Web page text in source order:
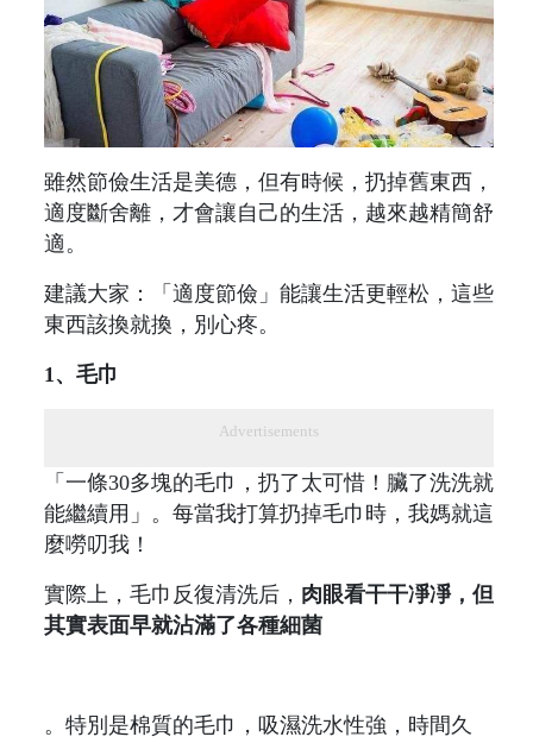
雖然節儉生活是美德，但有時候，扔掉舊東西，
適度斷舍離，才會讓自己的生活，越來越精簡舒
適。
建議大家：「適度節儉」能讓生活更輕松，這些
東西該換就換，別心疼。
1、毛巾
Advertisements
「一條30多塊的毛巾，扔了太可惜！臟了洗洗就
能繼續用」。每當我打算扔掉毛巾時，我媽就這
麼嘮叨我！
實際上，毛巾反復清洗后， 肉眼看干干凈凈，但
其實表面早就沾滿了各種細菌
。特別是棉質的毛巾，吸濕洗水性強，時間久